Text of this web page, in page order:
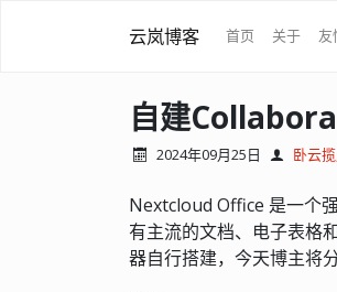
云岚博客 首页 关于 友
自建
2024年09月25日 卧云
Nextcloud Office 是一个
有主流的文档、电子表格
器自行搭建，今天博主将